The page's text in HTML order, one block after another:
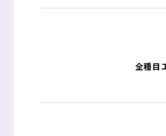
全種目